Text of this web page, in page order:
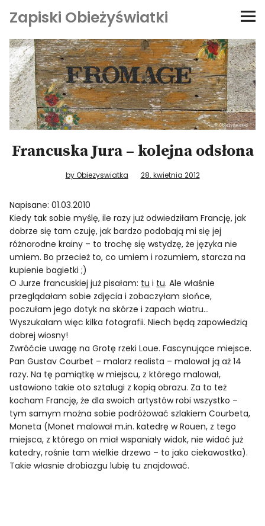
Zapiski Obieżyświatki
Podróże
Kultura i sztuka
Kątem oka
O-fiszki
Niezwyczajne ściany
Dom na kółkach
Francuska Jura – kolejna odsłona
by Obiezyswiatka 28. kwietnia 2012
Napisane: 01.03.2010
Kiedy tak sobie myślę, ile razy już odwiedziłam Francję, jak
dobrze się tam czuję, jak bardzo podobają mi się jej
różnorodne krainy – to trochę się wstydzę, że języka nie
umiem. Bo przecież to, co umiem i rozumiem, starcza na
kupienie bagietki ;)
O Jurze francuskiej już pisałam: tu i tu. Ale właśnie
przeglądałam sobie zdjęcia i zobaczyłam słońce,
poczułam jego dotyk na skórze i zapach wiatru…
Wyszukałam więc kilka fotografii. Niech będą zapowiedzią
dobrej wiosny!
Zwróćcie uwagę na Grotę rzeki Loue. Fascynujące miejsce.
Pan Gustav Courbet – malarz realista – malował ją aż 14
razy. Na tę pamiątkę w miejscu, z którego malował,
ustawiono takie oto sztalugi z kopią obrazu. Za to też
kocham Francję, że dla swoich artystów robi wszystko –
tym samym można sobie podróżować szlakiem Courbeta,
Moneta (Monet malował m.in. katedrę w Rouen, z tego
miejsca, z którego on miał wspaniały widok, nie widać już
katedry, rośnie tam wielkie drzewo – to jako ciekawostka).
Takie własnie drobiazgu lubię tu znajdować.